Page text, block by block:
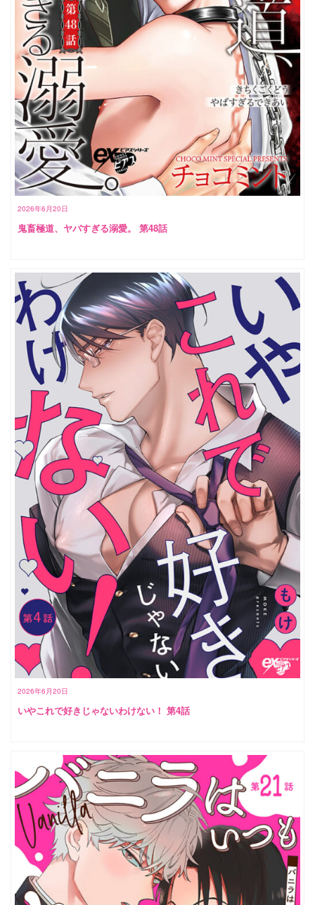
2026年6月20日
鬼畜極道、ヤバすぎる溺愛。 第48話
2026年6月20日
いやこれで好きじゃないわけない！ 第4話